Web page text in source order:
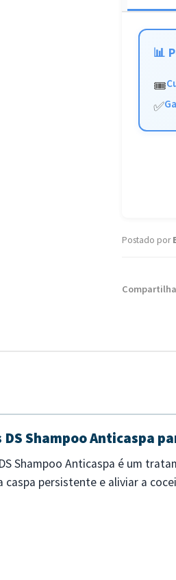
📊
🎟️
✅
Postado por
Shampoo Anticaspa
Shampoo Anticaspa é um
caspa persistente e aliviar a